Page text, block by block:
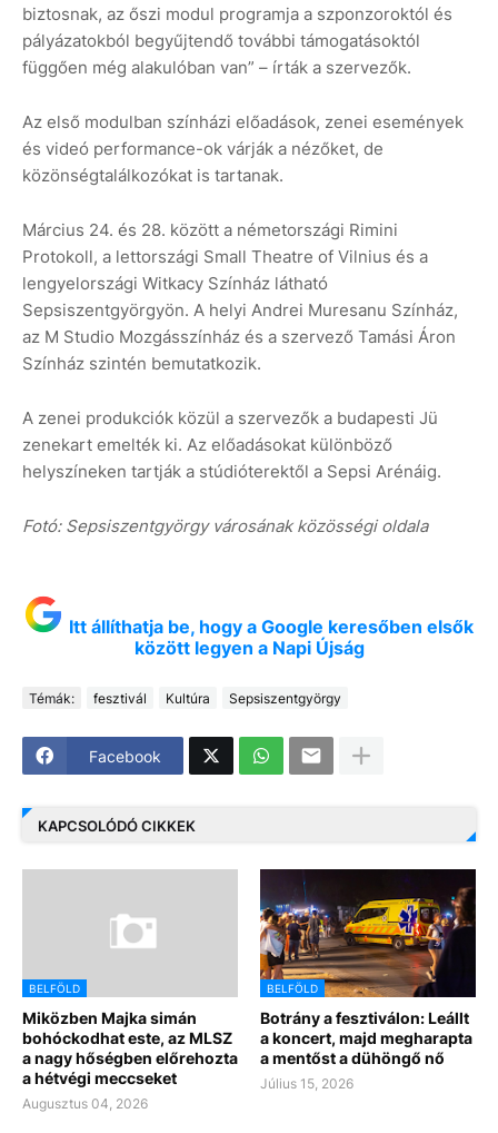
biztosnak, az őszi modul programja a szponzoroktól és
pályázatokból begyűjtendő további támogatásoktól
függően még alakulóban van” – írták a szervezők.
Az első modulban színházi előadások, zenei események
és videó performance-ok várják a nézőket, de
közönségtalálkozókat is tartanak.
Március 24. és 28. között a németországi Rimini
Protokoll, a lettországi Small Theatre of Vilnius és a
lengyelországi Witkacy Színház látható
Sepsiszentgyörgyön. A helyi Andrei Muresanu Színház,
az M Studio Mozgásszínház és a szervező Tamási Áron
Színház szintén bemutatkozik.
A zenei produkciók közül a szervezők a budapesti Jü
zenekart emelték ki. Az előadásokat különböző
helyszíneken tartják a stúdióterektől a Sepsi Arénáig.
Fotó: Sepsiszentgyörgy városának közösségi oldala
Itt állíthatja be, hogy a Google keresőben elsők
között legyen a Napi Újság
Témák: fesztivál Kultúra Sepsiszentgyörgy
Facebook
KAPCSOLÓDÓ CIKKEK
BELFÖLD
Miközben Majka simán
bohóckodhat este, az MLSZ
a nagy hőségben előrehozta
a hétvégi meccseket
Augusztus 04, 2026
BELFÖLD
Botrány a fesztiválon: Leállt
a koncert, majd megharapta
a mentőst a dühöngő nő
Július 15, 2026